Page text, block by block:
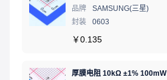
品牌
SAMSUNG(三星)
封装
0603
￥0.135
厚膜电阻 10kΩ ±1% 100mW